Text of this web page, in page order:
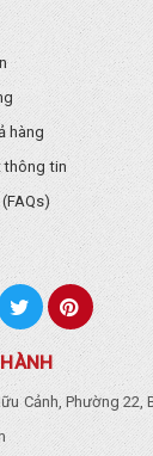
hàng
thông tin
Cảnh, Phường 22,